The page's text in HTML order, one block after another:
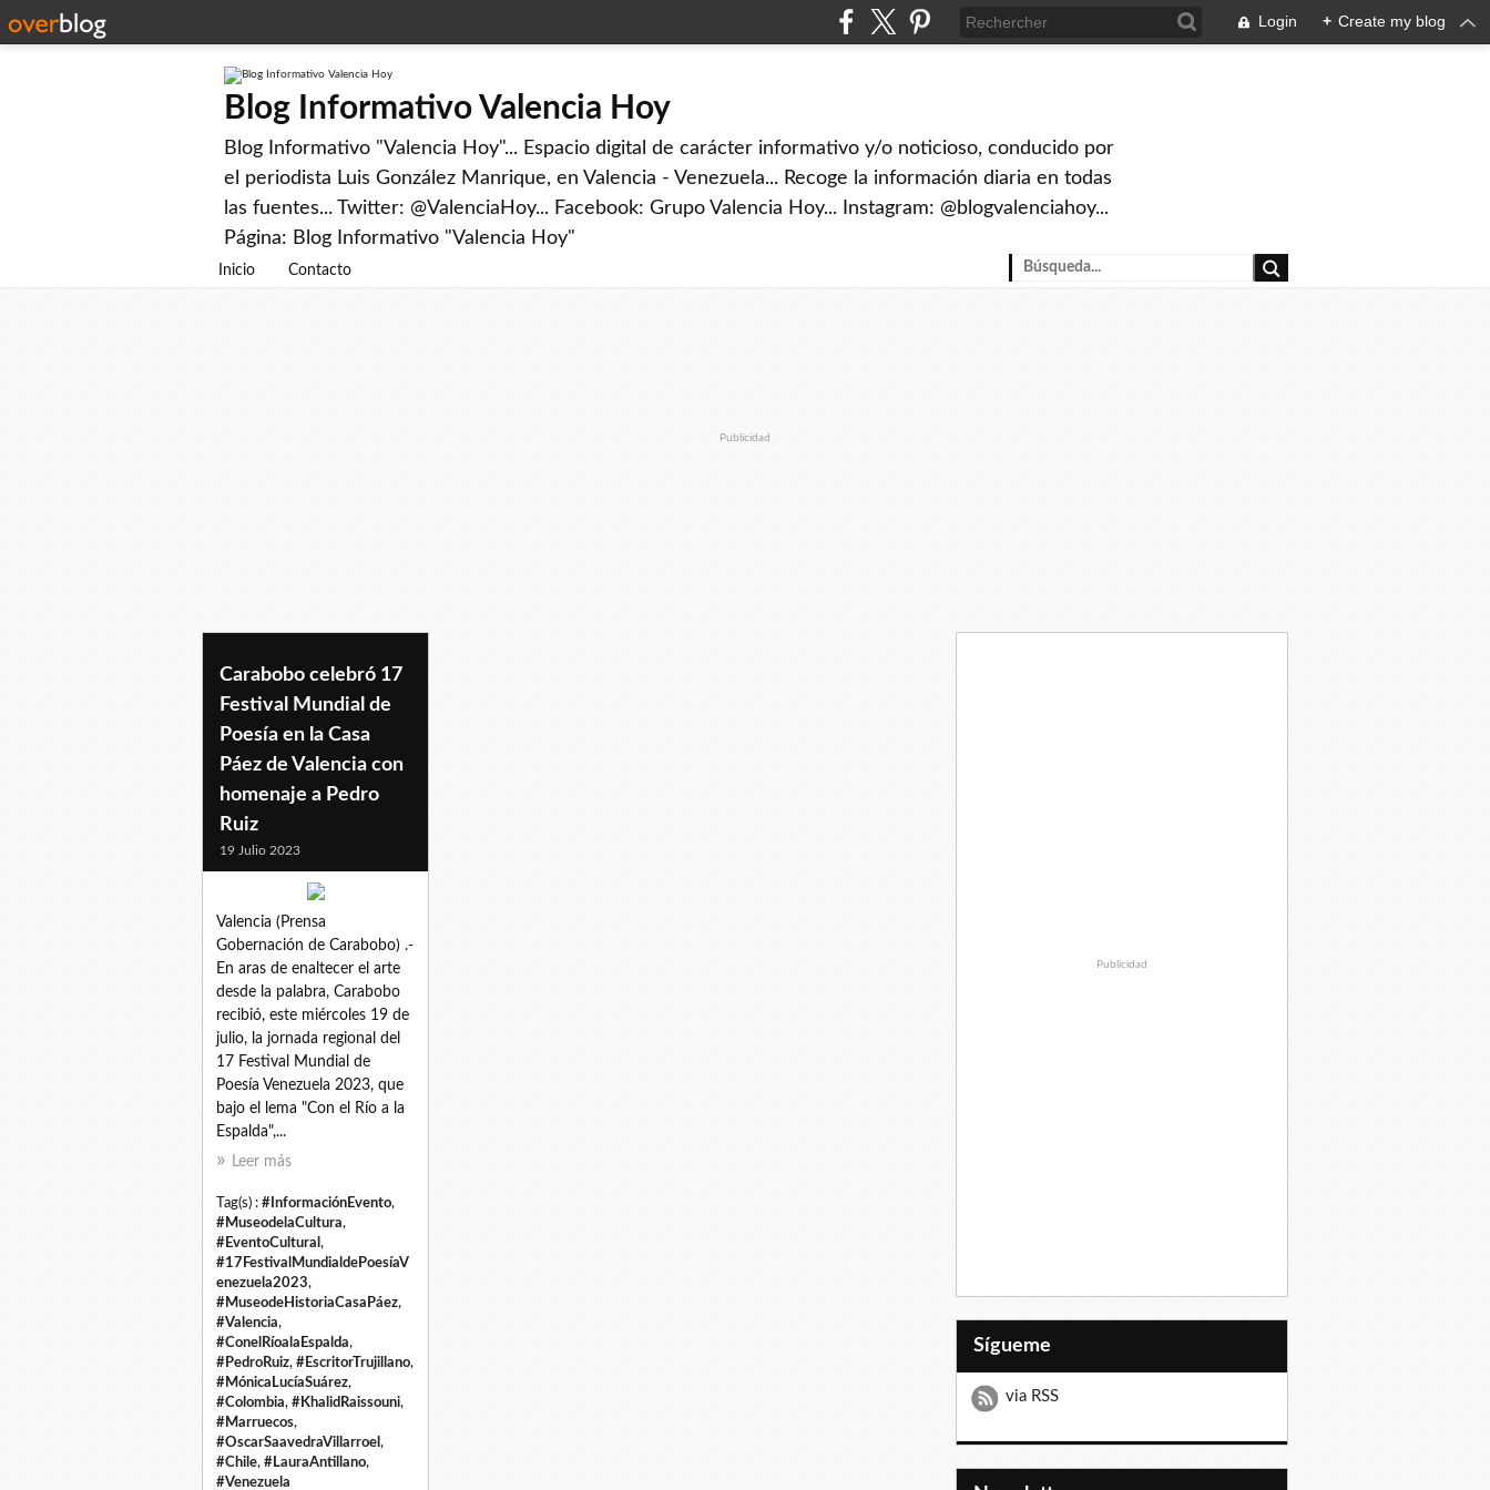
Login + Create my blog
Blog Informativo Valencia Hoy
Blog Informativo "Valencia Hoy"... Espacio digital de carácter informativo y/o noticioso, conducido por
el periodista Luis González Manrique, en Valencia - Venezuela... Recoge la información diaria en todas
las fuentes... Twitter: @ValenciaHoy... Facebook: Grupo Valencia Hoy... Instagram: @blogvalenciahoy...
Página: Blog Informativo "Valencia Hoy"
Inicio Contacto
Publicidad
pedroruiz
Carabobo celebró 17
Festival Mundial de
Poesía en la Casa
Páez de Valencia con
homenaje a Pedro
Ruiz
19 Julio 2023
Valencia (Prensa
Gobernación de Carabobo) .-
En aras de enaltecer el arte
desde la palabra, Carabobo
recibió, este miércoles 19 de
julio, la jornada regional del
17 Festival Mundial de
Poesía Venezuela 2023, que
bajo el lema "Con el Río a la
Espalda",...
Leer más
Tag(s) : #InformaciónEvento,
#MuseodelaCultura,
#EventoCultural ,
#17FestivalMundialdePoesíaV
enezuela2023,
#MuseodeHistoriaCasaPáez,
#Valencia,
#ConelRíoalaEspalda,
#PedroRuiz, #EscritorTrujillano,
#MónicaLucíaSuárez,
#Colombia, #KhalidRaissouni,
#Marruecos,
#OscarSaavedraVillarroel ,
#Chile, #LauraAntillano,
#Venezuela
Publicidad
Sígueme
via RSS